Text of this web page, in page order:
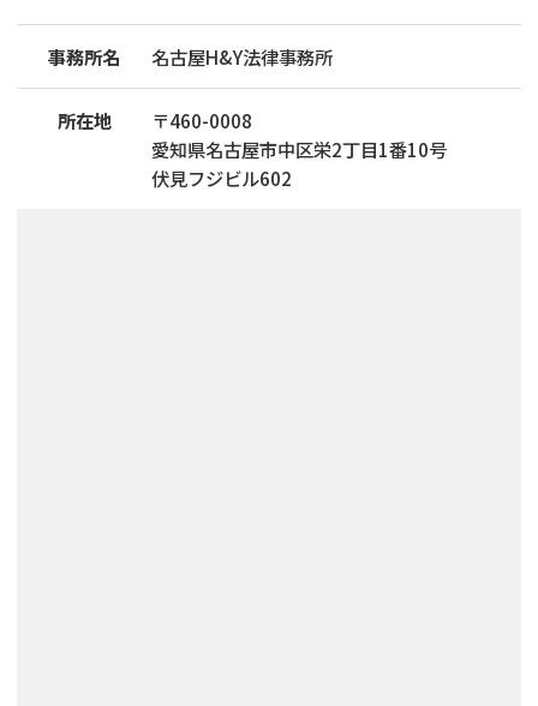
事務所名 名古屋H&Y法律事務所
所在地 〒460-0008
愛知県名古屋市中区栄2丁目1番10号
伏見フジビル602